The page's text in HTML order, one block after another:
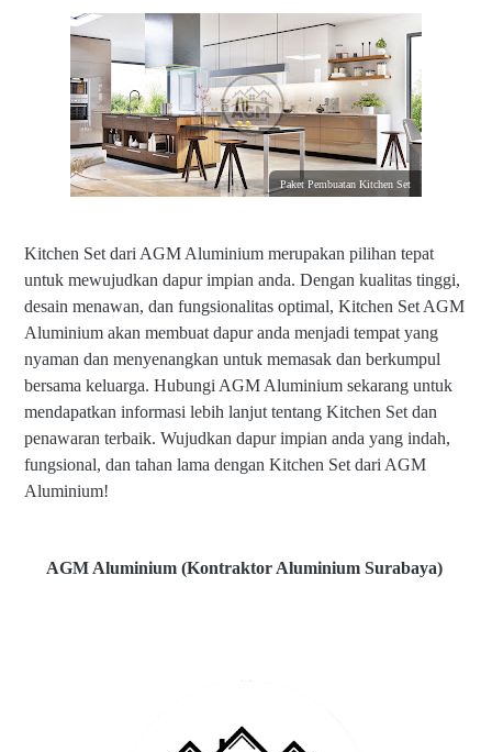
Paket Pembuatan Kitchen Set
Kitchen Set dari AGM Aluminium merupakan pilihan tepat
untuk mewujudkan dapur impian anda. Dengan kualitas tinggi,
desain menawan, dan fungsionalitas optimal, Kitchen Set AGM
Aluminium akan membuat dapur anda menjadi tempat yang
nyaman dan menyenangkan untuk memasak dan berkumpul
bersama keluarga. Hubungi AGM Aluminium sekarang untuk
mendapatkan informasi lebih lanjut tentang Kitchen Set dan
penawaran terbaik. Wujudkan dapur impian anda yang indah,
fungsional, dan tahan lama dengan Kitchen Set dari AGM
Aluminium!
AGM Aluminium (Kontraktor Aluminium Surabaya)